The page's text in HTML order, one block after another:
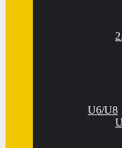
U6/U8